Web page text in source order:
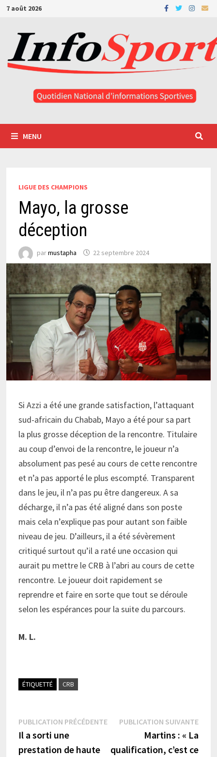
Passer
contenu
7 août 2026
MENU
LIGUE DES CHAMPIONS
Mayo, la grosse
déception
parmustapha 22 septembre 2024
Si Azzi a été une grande satisfaction, l’attaquant
sud-africain du Chabab, Mayo a été pour sa part
la plus grosse déception de la rencontre. Titulaire
au coup d’envoi de la rencontre, le joueur n’a
absolument pas pesé au cours de cette rencontre
et n’a pas apporté le plus escompté. Transparent
dans le jeu, il n’a pas pu être dangereux. A sa
décharge, il n’a pas été aligné dans son poste
mais cela n’explique pas pour autant son faible
niveau de jeu. D’ailleurs, il a été sévèrement
critiqué surtout qu’il a raté une occasion qui
aurait pu mettre le CRB à l’abri au cours de cette
rencontre. Le joueur doit rapidement se
reprendre et faire en sorte que tout se déroule
selon les espérances pour la suite du parcours.
M. L.
ÉTIQUETTÉ CRB
Navigation
de
PUBLICATION PRÉCÉDENTEPublication
précédente :
Il a sorti une
prestation de haute
PUBLICATION SUIVANTE
Martins : « La
qualification, c’est ce